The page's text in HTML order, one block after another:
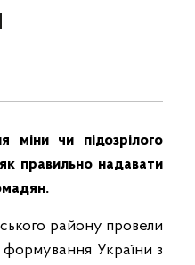
міни чи підозрілого
правильно надавати
району провели
формування України з